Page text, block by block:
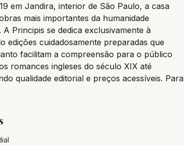
em Jandira, interior de São Paulo, a casa
mais importantes da humanidade
Principis se dedica exclusivamente à
edições cuidadosamente preparadas que
facilitam a compreensão para o público
romances ingleses do século XIX até
qualidade editorial e preços acessíveis. Para